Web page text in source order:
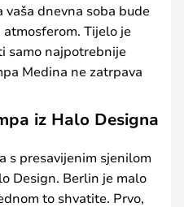
vaša dnevna soba bude
Tijelo je
samo najpotrebnije
Medina ne zatrpava
iz Halo Designa
s presavijenim sjenilom
Design. Berlin je malo
to shvatite. Prvo,